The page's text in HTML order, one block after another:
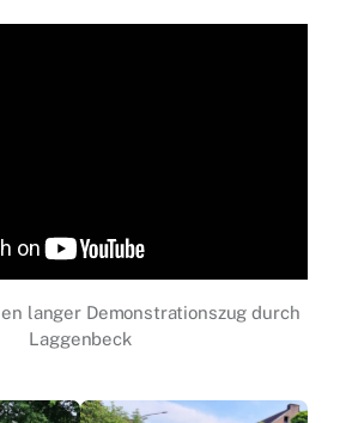
lan­ger De­mons­tra­ti­ons­zug durch
Lag­gen­beck